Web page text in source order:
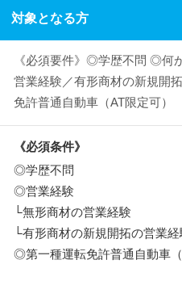
対象となる方
《必須要件》◎学歴不問 ◎何
営業経験／有形商材の新規開
免許普通自動車（AT限定可）
《必須条件》
◎学歴不問
◎営業経験
└無形商材の営業経験
└有形商材の新規開拓の営業
◎第一種運転免許普通自動車（